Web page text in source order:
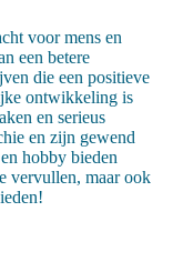
voor mens en
een betere
die een positieve
ontwikkeling is
en serieus
en zijn gewend
hobby bieden
vervullen, maar ook